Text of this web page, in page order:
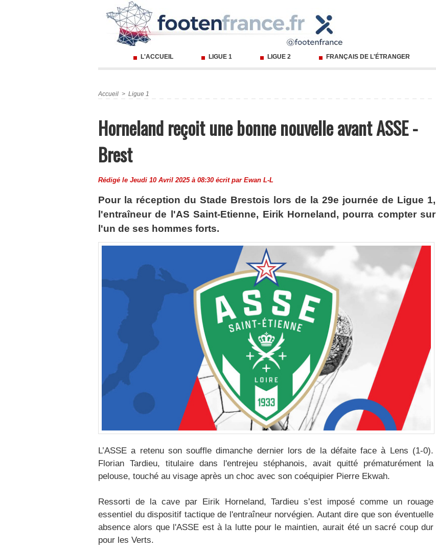
L'ACCUEIL LIGUE 1 LIGUE 2 FRANÇAIS DE L'ÉTRANGER
Accueil > Ligue 1
Horneland reçoit une bonne nouvelle avant ASSE -
Brest
Rédigé le Jeudi 10 Avril 2025 à 08:30 écrit par Ewan L-L
Pour la réception du Stade Brestois lors de la 29e journée de Ligue 1,
l'entraîneur de l'AS Saint-Etienne, Eirik Horneland, pourra compter sur
l'un de ses hommes forts.
L’ASSE a retenu son souffle dimanche dernier lors de la défaite face à Lens (1-0).
Florian Tardieu, titulaire dans l'entrejeu stéphanois, avait quitté prématurément la
pelouse, touché au visage après un choc avec son coéquipier Pierre Ekwah.
Ressorti de la cave par Eirik Horneland, Tardieu s’est imposé comme un rouage
essentiel du dispositif tactique de l'entraîneur norvégien. Autant dire que son éventuelle
absence alors que l'ASSE est à la lutte pour le maintien, aurait été un sacré coup dur
pour les Verts.